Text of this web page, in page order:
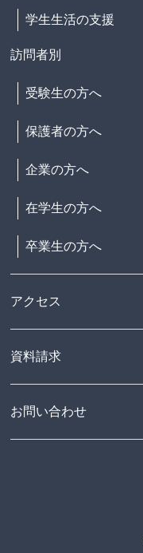
学生生活の支援
訪問者別
受験生の方へ
保護者の方へ
企業の方へ
在学生の方へ
卒業生の方へ
アクセス
資料請求
お問い合わせ